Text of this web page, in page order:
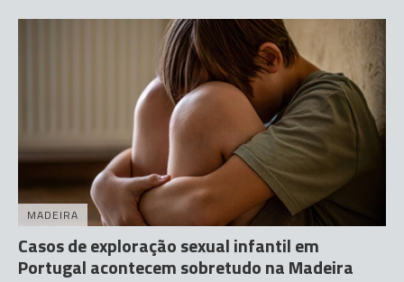
MADEIRA
Casos de exploração sexual infantil em
Portugal acontecem sobretudo na Madeira